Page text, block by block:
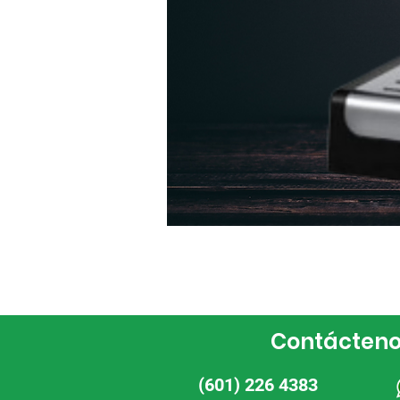
(601) 226 4383